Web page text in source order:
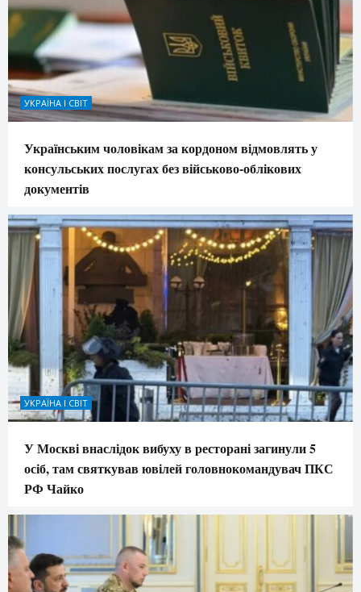
УКРАЇНА І СВІТ
Українським чоловікам за кордоном відмовлять у
консульських послугах без військово-облікових
документів
УКРАЇНА І СВІТ
У Москві внаслідок вибуху в ресторані загинули 5
осіб, там святкував ювілей головнокомандувач ПКС
РФ Чайко